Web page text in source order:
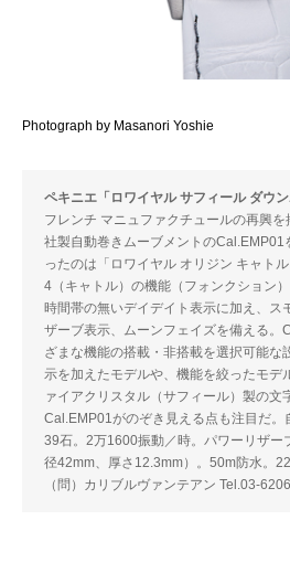
Photograph by Masanori Yoshie
ペキニエ「ロワイヤル サフィール ダウ
フレンチ マニュファクチュールの再興
社製自動巻きムーブメントのCal.EMP01
ったのは「ロワイヤル オリジン キャト
4（キャトル）の機能（フォンクション
時間帯の無いデイデイト表示に加え、ス
ザーブ表示、ムーンフェイズを備える。
ざまな機能の搭載・非搭載を選択可能な
示を加えたモデルや、機能を絞ったモデ
ァイアクリスタル（サフィール）製の文
Cal.EMP01がのぞき見える点も注目だ。
39石。2万1600振動／時。パワーリザー
径42mm、厚さ12.3mm）。50m防水。
（問）カリブルヴァンテアン Tel.03-